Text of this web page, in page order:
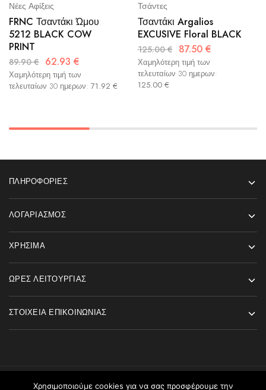
Νέες Αφίξεις
FRNC Τσαντάκι Ώμου
5212 BLACK COW
PRINT
89.90€ 62.93 €
Χαμηλότερη τιμή των
τελευταίων 30 ημερων: 71.92 €
Τσάντες
Τσαντάκι Argalios
EXCUSIVE Floral BLACK
125.00€ 87.50 €
Χαμηλότερη τιμή των
τελευταίων 30 ημερων:
125.00 €
ΠΛΗΡΟΦΟΡΊΕΣ
ΛΟΓΑΡΙΑΣΜΌΣ
ΧΡΉΣΙΜΑ
ΏΡΕΣ ΛΕΙΤΟΥΡΓΊΑΣ
ΣΤΟΙΧΕΊΑ ΕΠΙΚΟΙΝΩΝΊΑΣ
Χρησιμοποιούμε cookies για να σας προσφέρουμε την